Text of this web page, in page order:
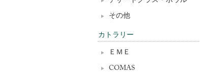
その他
カトラリー
ＥＭＥ
COMAS